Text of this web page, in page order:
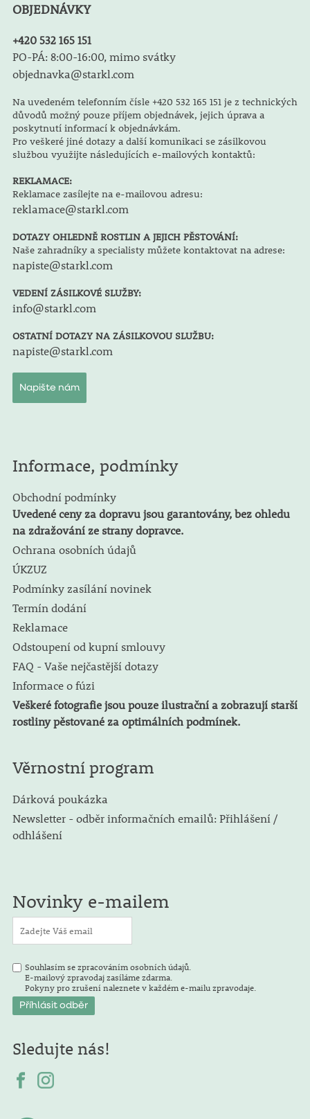
OBJEDNÁVKY
+420 532 165 151
PO-PÁ: 8:00-16:00, mimo svátky
objednavka@starkl.com
Na uvedeném telefonním čísle +420 532 165 151 je z technických
důvodů možný pouze příjem objednávek, jejich úprava a
poskytnutí informací k objednávkám.
Pro veškeré jiné dotazy a další komunikaci se zásilkovou
službou využijte následujících e-mailových kontaktů:
REKLAMACE:
Reklamace zasílejte na e-mailovou adresu:
reklamace@starkl.com
DOTAZY OHLEDNĚ ROSTLIN A JEJICH PĚSTOVÁNÍ:
Naše zahradníky a specialisty můžete kontaktovat na adrese:
napiste@starkl.com
VEDENÍ ZÁSILKOVÉ SLUŽBY:
info@starkl.com
OSTATNÍ DOTAZY NA ZÁSILKOVOU SLUŽBU:
napiste@starkl.com
Napište nám
Informace, podmínky
Obchodní podmínky
Uvedené ceny za dopravu jsou garantovány, bez ohledu
na zdražování ze strany dopravce.
Ochrana osobních údajů
ÚKZUZ
Podmínky zasílání novinek
Termín dodání
Reklamace
Odstoupení od kupní smlouvy
FAQ - Vaše nejčastější dotazy
Informace o fúzi
Veškeré fotografie jsou pouze ilustrační a zobrazují starší
rostliny pěstované za optimálních podmínek.
Věrnostní program
Dárková poukázka
Newsletter - odběr informačních emailů: Přihlášení /
odhlášení
Novinky e-mailem
Souhlasím se zpracováním osobních údajů.
E-mailový zpravodaj zasíláme zdarma.
Pokyny pro zrušení naleznete v každém e-mailu zpravodaje.
Sledujte nás!